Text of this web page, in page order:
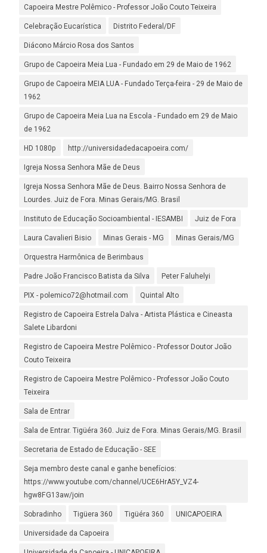
Capoeira Mestre Polêmico - Professor João Couto Teixeira
Celebração Eucarística Distrito Federal/DF
Diácono Márcio Rosa dos Santos
Grupo de Capoeira Meia Lua - Fundado em 29 de Maio de 1962
Grupo de Capoeira MEIA LUA - Fundado Terça-feira - 29 de Maio de
1962
Grupo de Capoeira Meia Lua na Escola - Fundado em 29 de Maio
de 1962
HD 1080p http://universidadedacapoeira.com/
Igreja Nossa Senhora Mãe de Deus
Igreja Nossa Senhora Mãe de Deus. Bairro Nossa Senhora de
Lourdes. Juiz de Fora. Minas Gerais/MG. Brasil
Instituto de Educação Socioambiental - IESAMBI Juiz de Fora
Laura Cavalieri Bisio Minas Gerais - MG Minas Gerais/MG
Orquestra Harmônica de Berimbaus
Padre João Francisco Batista da Silva Peter Faluhelyi
PIX - polemico72@hotmail.com Quintal Alto
Registro de Capoeira Estrela Dalva - Artista Plástica e Cineasta
Salete Libardoni
Registro de Capoeira Mestre Polêmico - Professor Doutor João
Couto Teixeira
Registro de Capoeira Mestre Polêmico - Professor João Couto
Teixeira
Sala de Entrar
Sala de Entrar. Tigüéra 360. Juiz de Fora. Minas Gerais/MG. Brasil
Secretaria de Estado de Educação - SEE
Seja membro deste canal e ganhe benefícios:
https://www.youtube.com/channel/UCE6HrA5Y_VZ4-
hgw8FG13aw/join
Sobradinho Tigüera 360 Tigüéra 360 UNICAPOEIRA
Universidade da Capoeira